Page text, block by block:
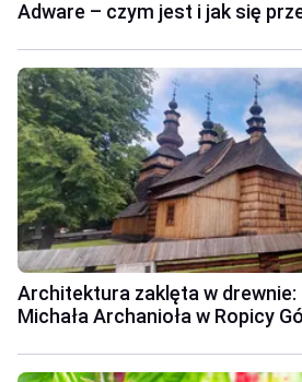
Adware – czym jest i jak się
Architektura zaklęta w drewnie:
Michała Archanioła w Ropicy